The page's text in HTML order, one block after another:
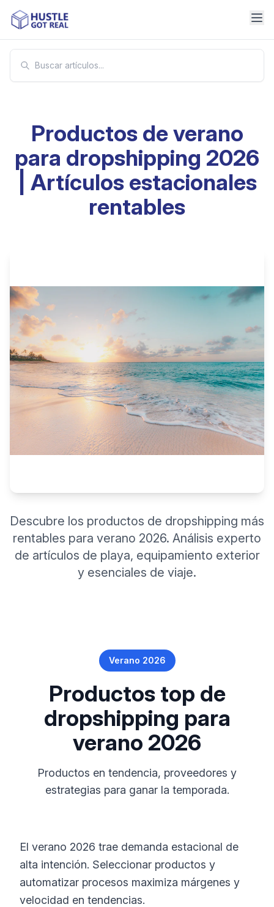
Productos de verano
para dropshipping 2026
| Artículos estacionales
rentables
Descubre los productos de dropshipping más
rentables para verano 2026. Análisis experto
de artículos de playa, equipamiento exterior
y esenciales de viaje.
Verano 2026
Productos top de
dropshipping para
verano 2026
Productos en tendencia, proveedores y
estrategias para ganar la temporada.
El verano 2026 trae demanda estacional de
alta intención. Seleccionar productos y
automatizar procesos maximiza márgenes y
velocidad en tendencias.